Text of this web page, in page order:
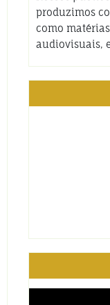
produzimos
como
audiovisuais,